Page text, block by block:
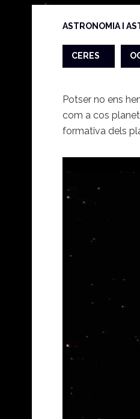
ASTRONOMIA I
CERES
Potser no ens
com a cos
formativa dels